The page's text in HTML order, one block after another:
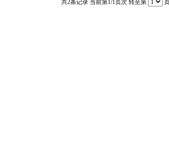
共2条记录 当前第1/1页次 转至第